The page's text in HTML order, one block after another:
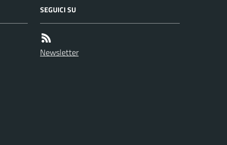
SEGUICI SU
Newsletter